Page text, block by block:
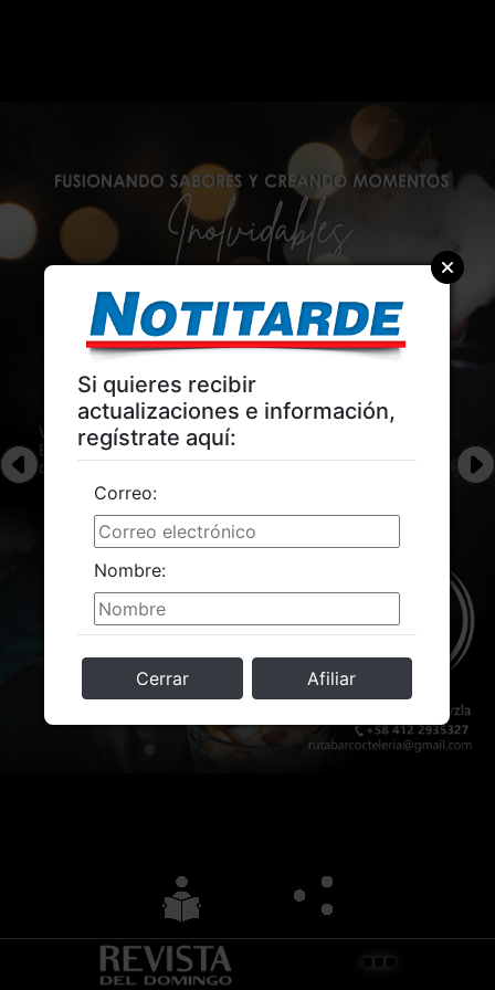
Si quieres recibir
actualizaciones e información,
regístrate aquí:
Nombre:
Correo:
Cerrar Afiliar